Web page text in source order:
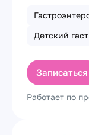
Детский
Записаться
Работает по